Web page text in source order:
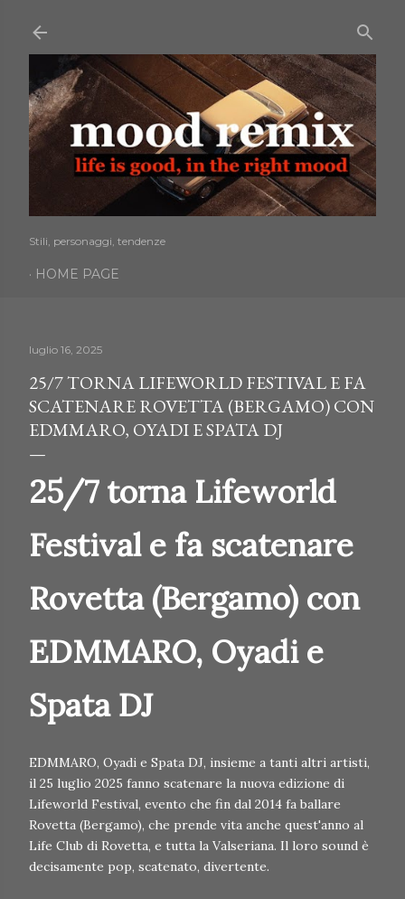
Stili, personaggi, tendenze
HOME PAGE
luglio 16, 2025
25/7 TORNA LIFEWORLD FESTIVAL E FA
SCATENARE ROVETTA (BERGAMO) CON
EDMMARO, OYADI E SPATA DJ
25/7 torna Lifeworld
Festival e fa scatenare
Rovetta (Bergamo) con
EDMMARO, Oyadi e
Spata DJ
EDMMARO, Oyadi e Spata DJ, insieme a tanti altri artisti,
il 25 luglio 2025 fanno scatenare la nuova edizione di
Lifeworld Festival, evento che fin dal 2014 fa ballare
Rovetta (Bergamo), che prende vita anche quest'anno al
Life Club di Rovetta, e tutta la Valseriana. Il loro sound è
decisamente pop, scatenato, divertente.